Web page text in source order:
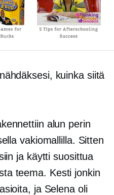
kuinka siitä
alun perin
vakiomallilla. Sitten
ja käytti suosittua
teema. Kesti jonkin
ja Selena oli